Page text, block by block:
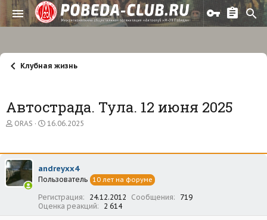
Клубная жизнь
Автострада. Тула. 12 июня 2025
А
о
р
т
е
ORAS
Д
а
а
ч
л
а
16.06.2025
andreyxx4
Пользователь 10 лет на форуме
Регистрация 24.12.2012 Сообщения
719
Оценка реакций
2 614